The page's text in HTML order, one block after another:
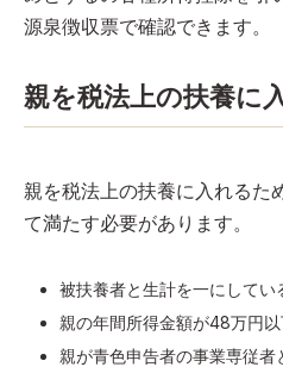
源泉徴収票で確認できます。
親を税法上の扶養に
親を税法上の扶養に入れるた
て満たす必要があります。
被扶養者と生計を一にしてい
親の年間所得金額が48万円
親が青色申告者の事業専従